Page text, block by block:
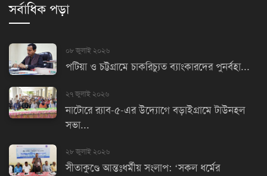
সর্বাধিক পড়া
০৮ জুলাই ২০২৬
পটিয়া ও চট্টগ্রামে চাকরিচ্যুত ব্যাংকারদের পুনর্বহা...
২৭ জুলাই ২০২৬
নাটোরে র‌্যাব-৫-এর উদ্যোগে বড়াইগ্রামে টাউনহল
সভা...
২৮ জুলাই ২০২৬
সীতাকুণ্ডে আন্তঃধর্মীয় সংলাপ: ‘সকল ধর্মের